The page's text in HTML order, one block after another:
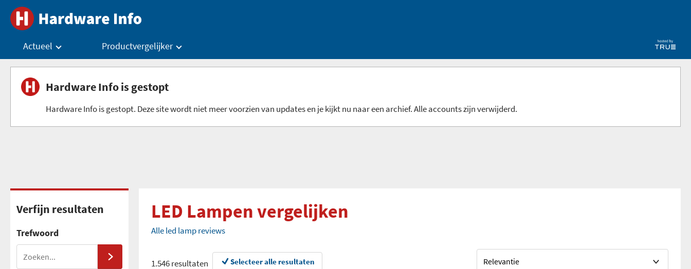
Actueel Productvergelijker
Hardware Info is gestopt
Hardware Info is gestopt. Deze site wordt niet meer voorzien van updates en je kijkt nu naar een archief. Alle accounts zijn verwijderd.
Verfijn resultaten
Trefwoord
LED Lampen vergelijken
Alle led lamp reviews
1.546 resultaten Selecteer alle resultaten